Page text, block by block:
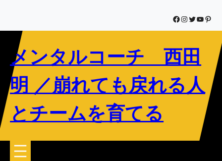
を
Facebook
Instagram
Twitter
YouTube
メンタルコーチ 西田
明 ／崩れても戻れる人
とチームを育てる